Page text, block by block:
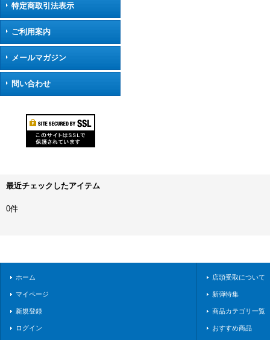
特定商取引法表示
ご利用案内
メールマガジン
問い合わせ
最近チェックしたアイテム
0件
ホーム
マイページ
新規登録
ログイン
店頭受取について
新弾特集
商品カテゴリ一覧
おすすめ商品